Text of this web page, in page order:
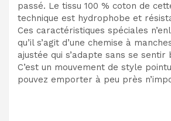
passé. Le tissu 100 % coton de
technique est hydrophobe et
Ces caractéristiques spéciales
qu’il s’agit d’une chemise à
ajustée qui s’adapte sans se
C’est un mouvement de style
pouvez emporter à peu près